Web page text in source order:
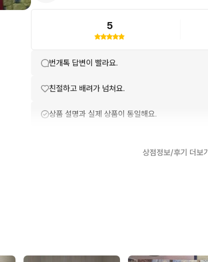
5
번개톡 답변이 빨라요.
친절하고 배려가 넘쳐요.
상품 설명과 실제 상품이 동일해요.
상점정보/후기 더보기